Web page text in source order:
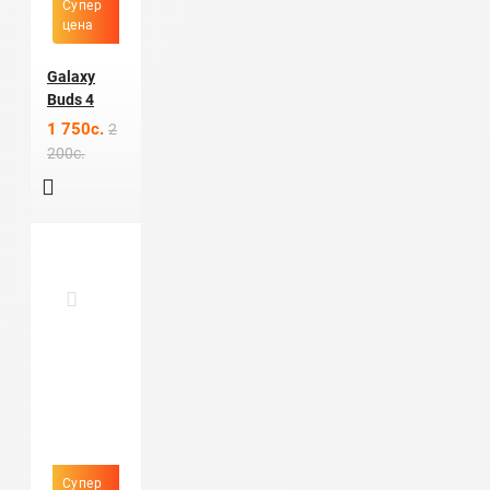
Супер
цена
Galaxy
Buds 4
1 750c. 2
200c.
Супер